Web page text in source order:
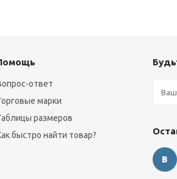
ответ
марки
размеров
быстро найти товар?